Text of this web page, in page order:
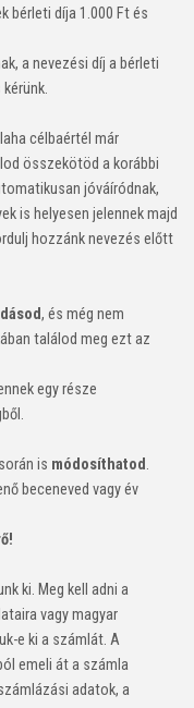
bérleti díja 1.000 Ft és
a nevezési díj a bérleti
célbaértél már
összekötöd a korábbi
jóváíródnak,
is helyesen jelennek majd
hozzánk nevezés előtt
, és még nem
találod meg ezt az
egy része
is módosíthatod .
beceneved vagy év
ki. Meg kell adni a
vagy magyar
e ki a számlát. A
emeli át a számla
adatok, a